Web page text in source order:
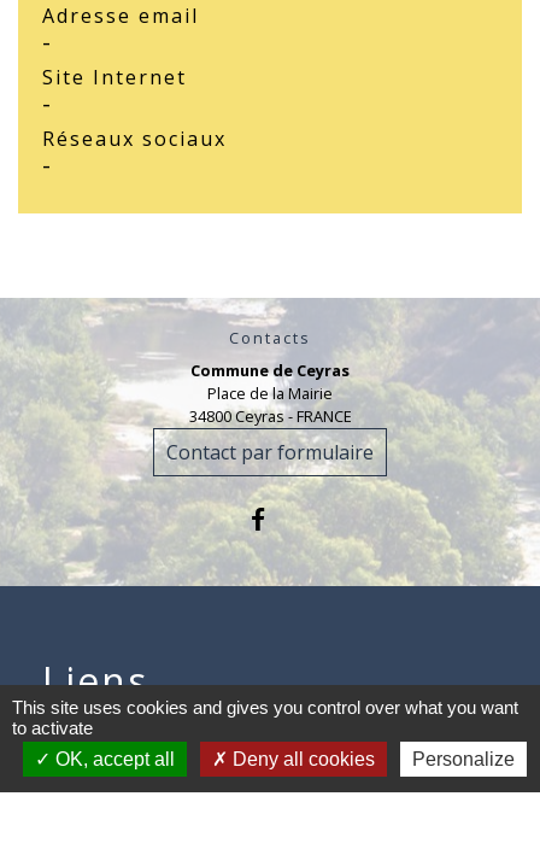
Adresse email
-
Site Internet
-
Réseaux sociaux
-
Contacts
Commune de Ceyras
Place de la Mairie
34800 Ceyras - FRANCE
Contact par formulaire
Liens
Office de Tourisme
Intercommunal
This site uses cookies and gives you control over what you want
to activate
OK, accept all
Deny all cookies Personalize